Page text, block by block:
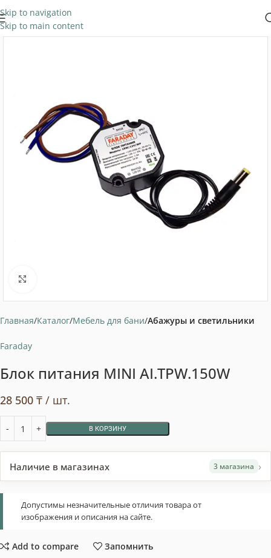
Skip to navigation
Skip to main content
Главная Каталог Мебель для бани Абажуры и светильники
Faraday
Блок питания MINI AI.TPW.150W
28 500 ₸ / шт.
В КОРЗИНУ
Наличие в магазинах 3 магазина ›
Допустимы незначительные отличия товара от
изображения и описания на сайте.
Add to compare Запомнить